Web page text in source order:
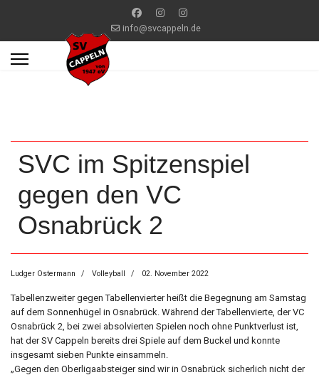
info@svcappeln.de
SVC im Spitzenspiel
gegen den VC
Osnabrück 2
Ludger Ostermann Volleyball 02. November 2022
Tabellenzweiter gegen Tabellenvierter heißt die Begegnung am Samstag
auf dem Sonnenhügel in Osnabrück. Während der Tabellenvierte, der VC
Osnabrück 2, bei zwei absolvierten Spielen noch ohne Punktverlust ist,
hat der SV Cappeln bereits drei Spiele auf dem Buckel und konnte
insgesamt sieben Punkte einsammeln.
„Gegen den Oberligaabsteiger sind wir in Osnabrück sicherlich nicht der